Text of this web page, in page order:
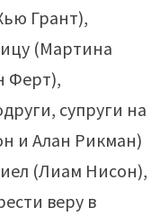
Грант),
(Мартина
Ферт),
супруги на
и Алан Рикман)
(Лиам Нисон),
веру в